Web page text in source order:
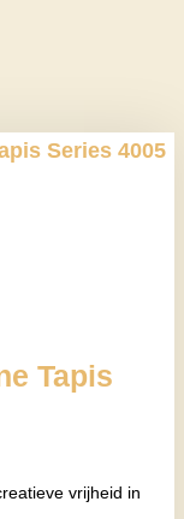
Series 4005
Tapis
vrijheid in